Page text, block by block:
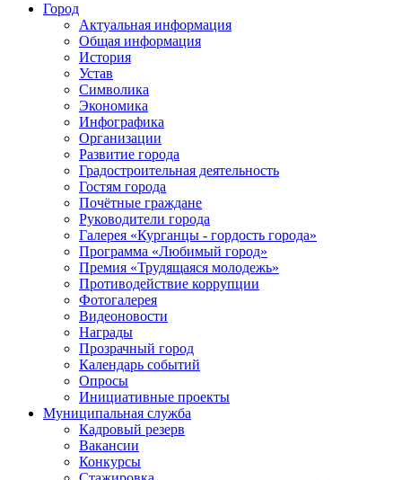
Город
Актуальная информация
Общая информация
История
Устав
Символика
Экономика
Инфографика
Организации
Развитие города
Градостроительная деятельность
Гостям города
Почётные граждане
Руководители города
Галерея «Курганцы - гордость города»
Программа «Любимый город»
Премия «Трудящаяся молодежь»
Противодействие коррупции
Фотогалерея
Видеоновости
Награды
Прозрачный город
Календарь событий
Опросы
Инициативные проекты
Муниципальная служба
Кадровый резерв
Вакансии
Конкурсы